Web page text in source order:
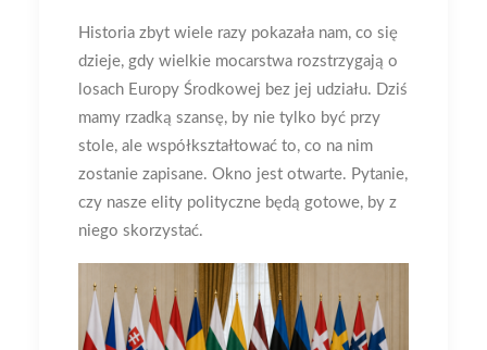
Historia zbyt wiele razy pokazała nam, co się
dzieje, gdy wielkie mocarstwa rozstrzygają o
losach Europy Środkowej bez jej udziału. Dziś
mamy rzadką szansę, by nie tylko być przy
stole, ale współkształtować to, co na nim
zostanie zapisane. Okno jest otwarte. Pytanie,
czy nasze elity polityczne będą gotowe, by z
niego skorzystać.